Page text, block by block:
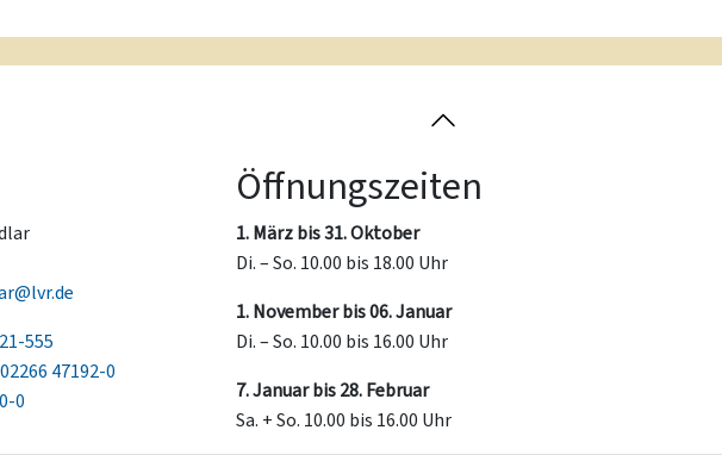
555
02266 47192-0
0
Öffnungszeiten
1. März bis 31. Oktober
Di. – So. 10.00 bis 18.00 Uhr
1. November bis 06. Januar
Di. – So. 10.00 bis 16.00 Uhr
7. Januar bis 28. Februar
Sa. + So. 10.00 bis 16.00 Uhr